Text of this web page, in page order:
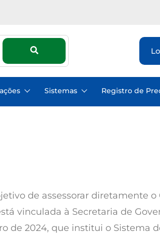
Sistemas Registro de
de assessorar diretamente o
vinculada à Secretaria de
de 2024, que institui o Sistema